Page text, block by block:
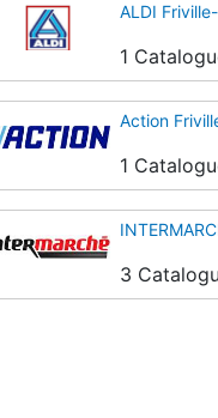
ALDI
1
Action
1
3